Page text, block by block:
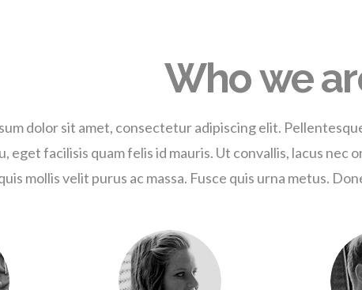
Who we
dolor sit amet, consectetur adipiscing elit.
eget facilisis quam felis id mauris. Ut convallis, lacus
mollis velit purus ac massa. Fusce quis urna metus.